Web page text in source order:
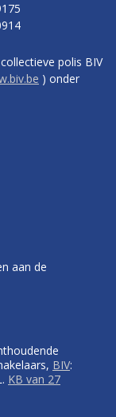
polis BIV
) onder
aan de
BIV:
KB van 27